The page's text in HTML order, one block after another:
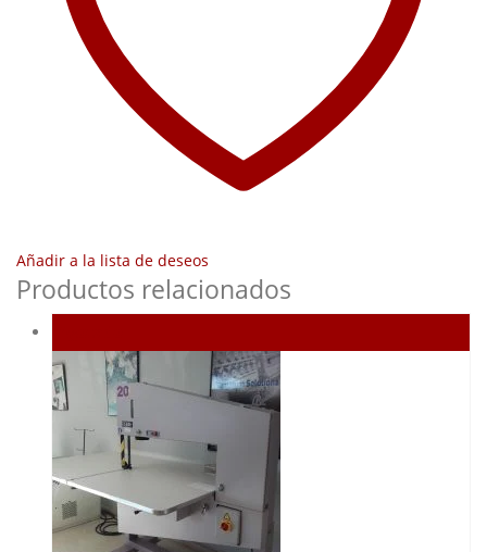
Añadir a la lista de deseos
Productos relacionados